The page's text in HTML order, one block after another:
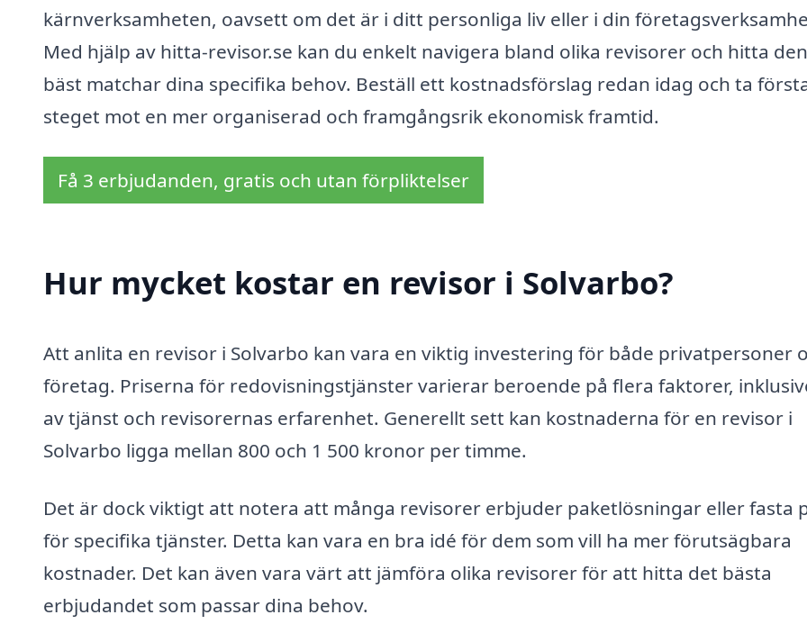
kärnverksamheten, oavsett om det är i ditt personliga liv eller i din
Med hjälp av hitta-revisor.se kan du enkelt navigera bland olika revisorer och hitta
bäst matchar dina specifika behov. Beställ ett kostnadsförslag redan idag och ta
steget mot en mer organiserad och framgångsrik ekonomisk framtid.
Få 3 erbjudanden, gratis och utan förpliktelser
Hur mycket kostar en revisor i Solvarbo?
Att anlita en revisor i Solvarbo kan vara en viktig investering för både privatpersoner
företag. Priserna för redovisningstjänster varierar beroende på flera faktorer,
av tjänst och revisorernas erfarenhet. Generellt sett kan kostnaderna för en revisor i
Solvarbo ligga mellan 800 och 1 500 kronor per timme.
Det är dock viktigt att notera att många revisorer erbjuder paketlösningar eller fasta
för specifika tjänster. Detta kan vara en bra idé för dem som vill ha mer förutsägbara
kostnader. Det kan även vara värt att jämföra olika revisorer för att hitta det bästa
erbjudandet som passar dina behov.